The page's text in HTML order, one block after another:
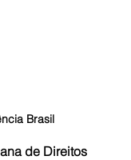
Brasil
de Direitos